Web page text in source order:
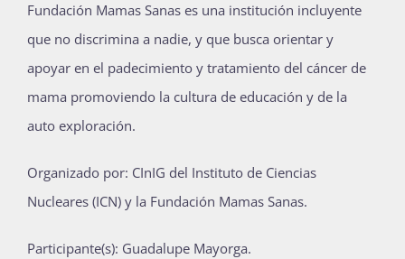
Fundación Mamas Sanas es una institución incluyente
que no discrimina a nadie, y que busca orientar y
apoyar en el padecimiento y tratamiento del cáncer de
mama promoviendo la cultura de educación y de la
auto exploración.
Organizado por: CInIG del Instituto de Ciencias
Nucleares (ICN) y la Fundación Mamas Sanas.
Participante(s): Guadalupe Mayorga.